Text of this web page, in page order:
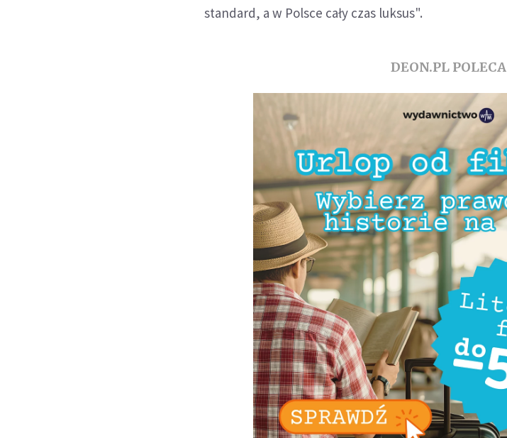
standard, a w Polsce cały czas luksus".
DEON.PL POLECA